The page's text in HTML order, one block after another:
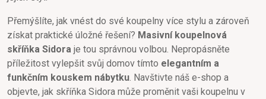
Přemýšlíte, jak vnést do své koupelny více stylu a zároveň
získat praktické úložné řešení? Masivní koupelnová
skříňka Sidora je tou správnou volbou. Nepropásněte
příležitost vylepšit svůj domov tímto elegantním a
funkčním kouskem nábytku . Navštivte náš e-shop a
objevte, jak skříňka Sidora může proměnit vaši koupelnu v